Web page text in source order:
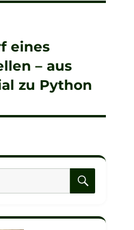
eines
– aus
zu Python